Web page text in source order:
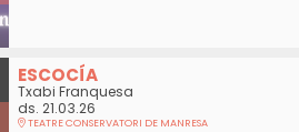
ESCOCÍA
Txabi Franquesa
ds. 21.03.26
TEATRE CONSERVATORI DE MANRESA